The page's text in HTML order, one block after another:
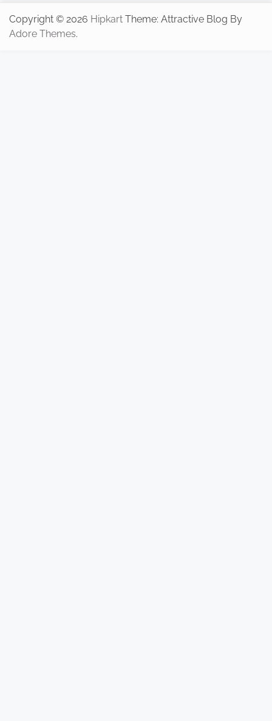
Copyright © 2026 Hipkart Theme: Attractive Blog By
Adore Themes.